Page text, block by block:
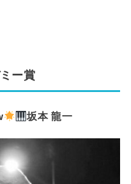
ー賞
坂本 龍一